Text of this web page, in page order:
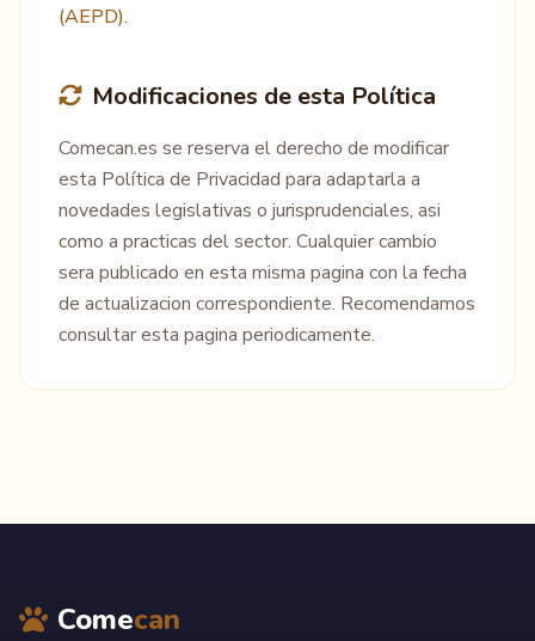
(AEPD).
Modificaciones de esta Política
Comecan.es se reserva el derecho de modificar
esta Política de Privacidad para adaptarla a
novedades legislativas o jurisprudenciales, asi
como a practicas del sector. Cualquier cambio
sera publicado en esta misma pagina con la fecha
de actualizacion correspondiente. Recomendamos
consultar esta pagina periodicamente.
Comecan